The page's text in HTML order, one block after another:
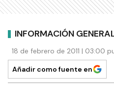
INFORMACIÓN
18 de febrero de 2011 | 03:00
Añadir como fuente en